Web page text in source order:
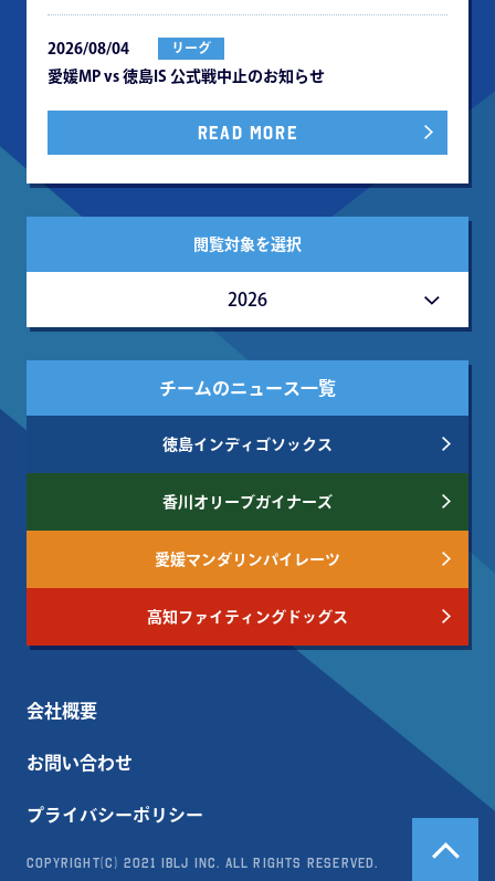
2026/08/04 リーグ
愛媛MP vs 徳島IS 公式戦中⽌のお知らせ
READ MORE
閲覧対象を選択
2026
チームのニュース一覧
徳島インディゴソックス
香川オリーブガイナーズ
愛媛マンダリンパイレーツ
高知ファイティングドッグス
会社概要
お問い合わせ
プライバシーポリシー
Copyright(c) 2021 IBLJ Inc. All Rights Reserved.